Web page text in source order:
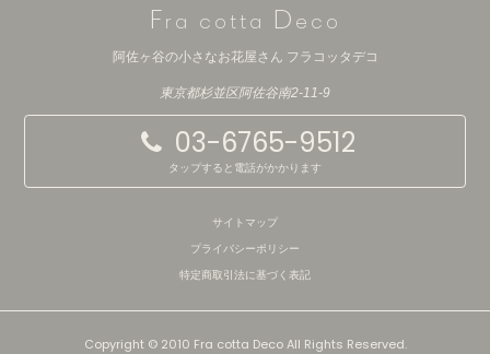
Fra cotta D eco
阿佐ヶ谷の小さなお花屋さん フラコッタデコ
東京都杉並区阿佐谷南2-11-9
03-6765-9512
タップすると電話がかかります
サイトマップ
プライバシーポリシー
特定商取引法に基づく表記
Copyright © 2010 Fra cotta Deco All Rights Reserved.